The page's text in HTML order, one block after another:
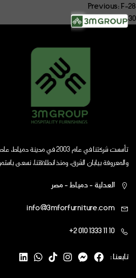
تصفّح
المقالات
Previous:F-28
Next: F-30
تأسست شركتنا في عام 2003 في
والمعروفة بيابان الشرق، ومنذ انطلاقتنا، نسعى
العدلية - دمياط - مصر
info@3mforfurniture.com
+2 010 1333 11 10
تابعنا :